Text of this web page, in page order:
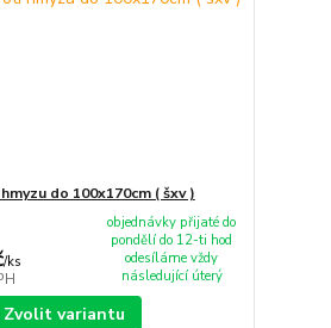
do 100x170cm ( šxv )
/ks
objednávky přijaté do
pondělí do 12-ti hod
odesíláme vždy
následující úterý
Zvolit variantu